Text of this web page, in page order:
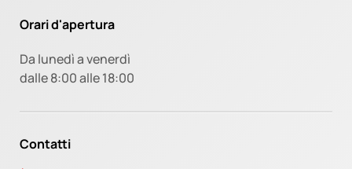
Orari d'apertura
Da lunedì a venerdì
dalle 8:00 alle 18:00
Contatti